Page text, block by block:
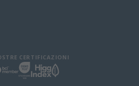
CERTIFICAZIONI